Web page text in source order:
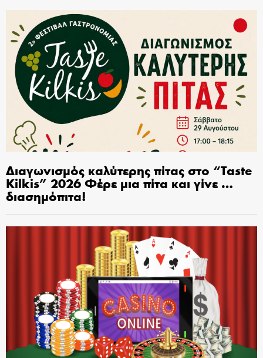
Διαγωνισμός καλύτερης πίτας στο “Taste
Kilkis” 2026 Φέρε μια πίτα και γίνε …
διασημόπιτα!